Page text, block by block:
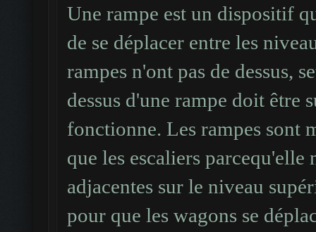
#####
#####
# : mur.
< : rampe montante.
> : rampe
. : sol.
Une rampe est un dispositif
de se déplacer entre les
rampes n'ont pas de dessus,
dessus d'une rampe doit être
fonctionne. Les rampes sont
que les escaliers parcequ'elle
adjacentes sur le niveau
pour que les wagons se